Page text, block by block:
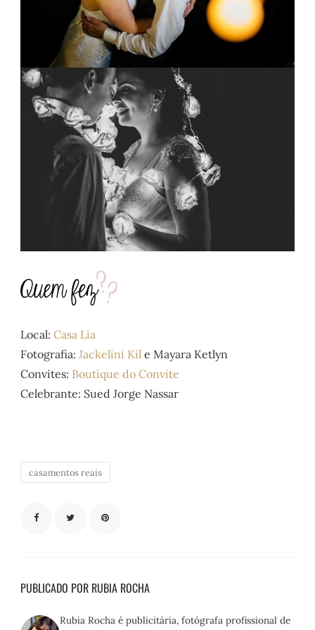
Local:Casa Lia
Fotografia:Jackelini Kil e Mayara Ketlyn
Convites: Boutique do Convite
Celebrante: Sued Jorge Nassar
casamentos reais
PUBLICADO POR RUBIA ROCHA
Rubia Rocha é publicitária, fotógrafa profissional de